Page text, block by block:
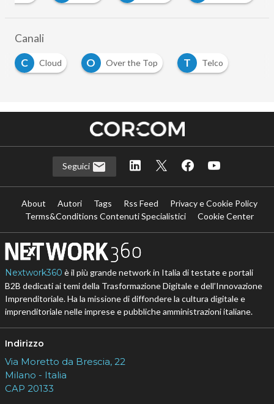
Canali
C
Cloud O Over the Top T
Telco
Seguici
About Autori Tags Rss Feed
Privacy e Cookie Policy
Terms&Conditions Contenuti Specialistici
Cookie Center
Nextwork360 è il più grande network in Italia di testate e portali
B2B dedicati ai temi della Trasformazione Digitale e dell’Innovazione
Imprenditoriale. Ha la missione di diffondere la cultura digitale e
imprenditoriale nelle imprese e pubbliche amministrazioni italiane.
Indirizzo
Via Moretto da Brescia, 22
Milano - Italia
CAP 20133